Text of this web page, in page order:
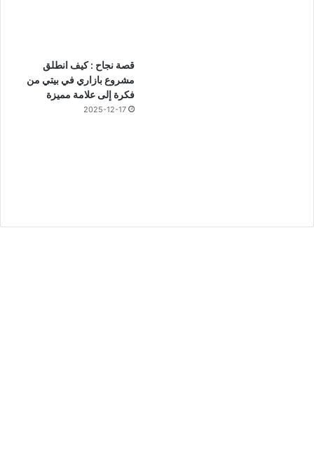
قصة نجاح : كيف انطلق
مشروع بازاري في بيتي من
فكرة إلى علامة مميزة
2025-12-17